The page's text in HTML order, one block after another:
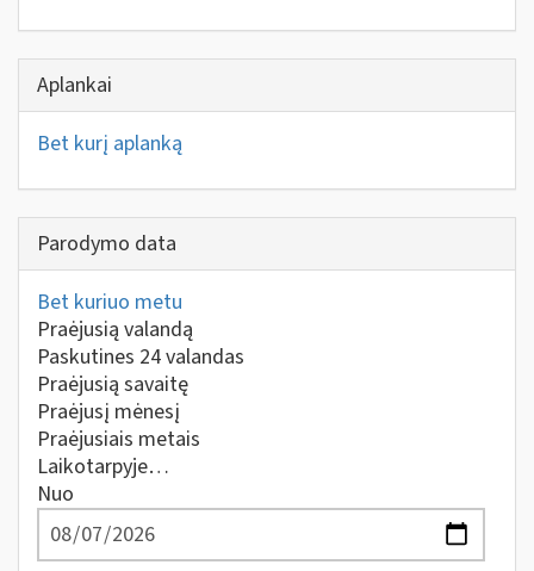
Aplankai
Bet kurį aplanką
Parodymo data
Bet kuriuo metu
Praėjusią valandą
Paskutines 24 valandas
Praėjusią savaitę
Praėjusį mėnesį
Praėjusiais metais
Laikotarpyje…
Nuo